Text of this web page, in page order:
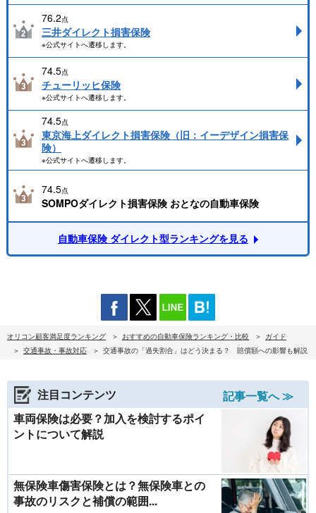
76.2点
三井ダイレクト損害保険
※公式サイトへ遷移します。
74.5点
チューリッヒ保険
※公式サイトへ遷移します。
74.5点
東京海上ダイレクト損害保険（旧：イーデザイン損害保
険）
※公式サイトへ遷移します。
74.5点
SOMPOダイレクト損害保険 おとなの自動車保険
自動車保険 ダイレクト型ランキングを見る
オリコン顧客満足度ランキング おすすめの自動車保険ランキング・比較
ガイド
交通事故・事故対応
交通事故の「過失割合」はどう決まる？ 賠償額への影響も解説
注目コンテンツ
記事一覧へ ≫
車両保険は必要？加入を検討するポイ
ントについて解説
無保険車傷害保険とは？無保険車との
事故のリスクと補償の範囲...